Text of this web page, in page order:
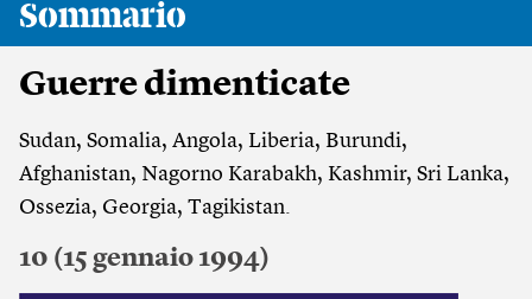
Sommario
Guerre dimenticate
Sudan, Somalia, Angola, Liberia, Burundi,
Afghanistan, Nagorno Karabakh, Kashmir, Sri Lanka,
Ossezia, Georgia, Tagikistan.
10 (15 gennaio 1994)